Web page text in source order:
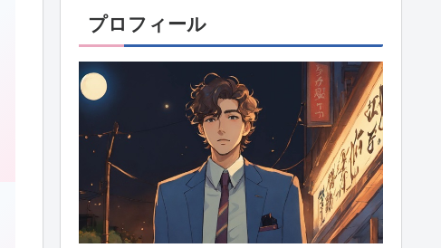
プロフィール